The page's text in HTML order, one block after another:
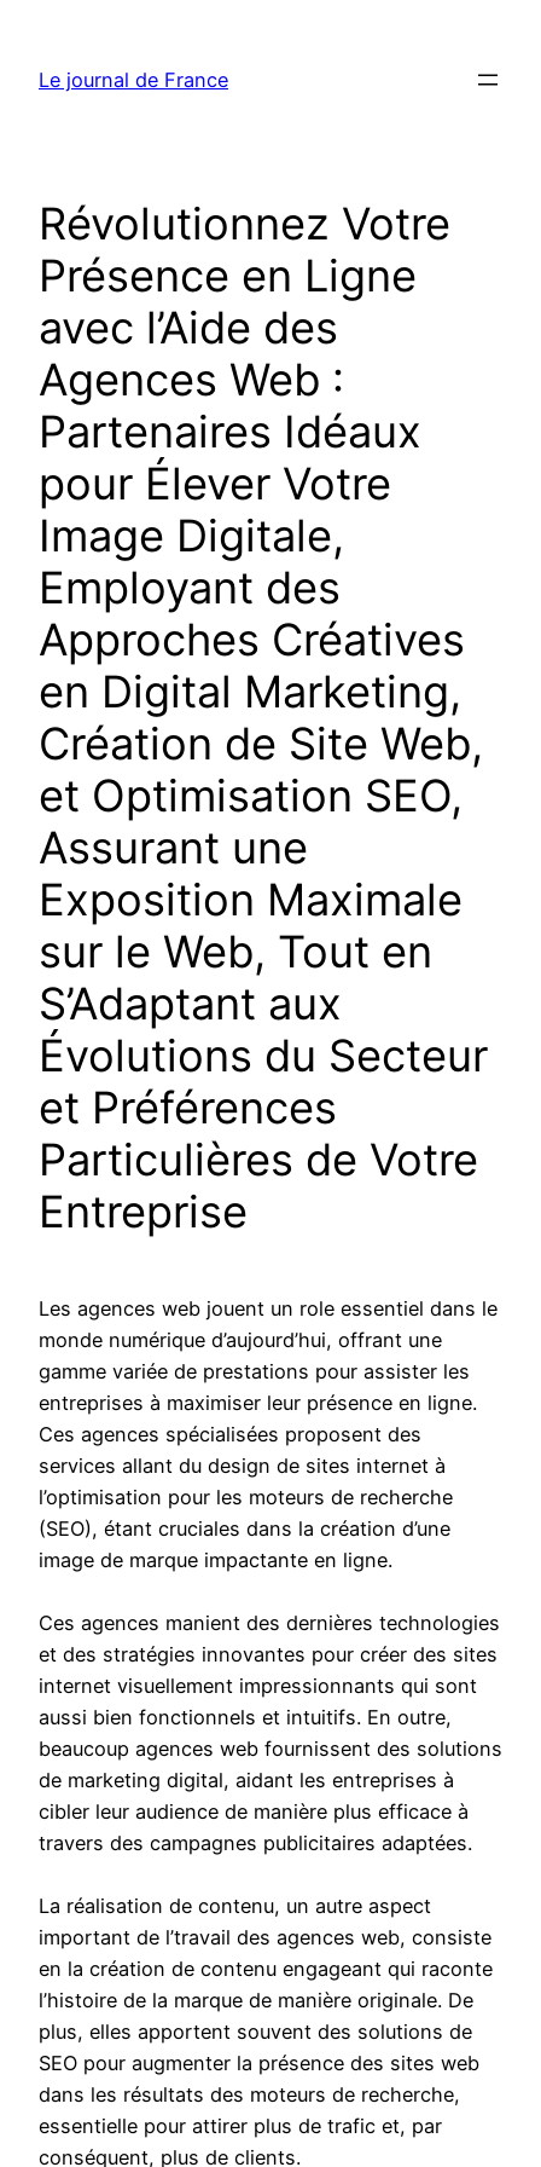
contenu
Le journal de France
Révolutionnez Votre
Présence en Ligne
avec l’Aide des
Agences Web :
Partenaires Idéaux
pour Élever Votre
Image Digitale,
Employant des
Approches Créatives
en Digital Marketing,
Création de Site Web,
et Optimisation SEO,
Assurant une
Exposition Maximale
sur le Web, Tout en
S’Adaptant aux
Évolutions du Secteur
et Préférences
Particulières de Votre
Entreprise
Les agences web jouent un role essentiel dans le
monde numérique d’aujourd’hui, offrant une
gamme variée de prestations pour assister les
entreprises à maximiser leur présence en ligne.
Ces agences spécialisées proposent des
services allant du design de sites internet à
l’optimisation pour les moteurs de recherche
(SEO), étant cruciales dans la création d’une
image de marque impactante en ligne.
Ces agences manient des dernières technologies
et des stratégies innovantes pour créer des sites
internet visuellement impressionnants qui sont
aussi bien fonctionnels et intuitifs. En outre,
beaucoup agences web fournissent des solutions
de marketing digital, aidant les entreprises à
cibler leur audience de manière plus efficace à
travers des campagnes publicitaires adaptées.
La réalisation de contenu, un autre aspect
important de l’travail des agences web, consiste
en la création de contenu engageant qui raconte
l’histoire de la marque de manière originale. De
plus, elles apportent souvent des solutions de
SEO pour augmenter la présence des sites web
dans les résultats des moteurs de recherche,
essentielle pour attirer plus de trafic et, par
conséquent, plus de clients.